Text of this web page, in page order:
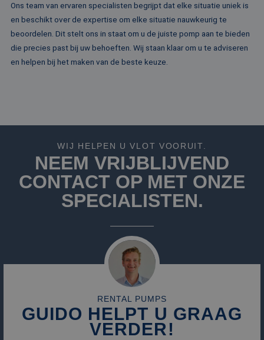
Ons team van ervaren specialisten begrijpt dat elke situatie uniek is
en beschikt over de expertise om elke situatie nauwkeurig te
beoordelen. Dit stelt ons in staat om u de juiste pomp aan te bieden
die precies past bij uw behoeften. Wij staan klaar om u te adviseren
en helpen bij het maken van de beste keuze.
WIJ HELPEN U VLOT VOORUIT.
NEEM VRIJBLIJVEND
CONTACT OP MET ONZE
SPECIALISTEN.
RENTAL PUMPS
GUIDO HELPT U GRAAG
VERDER!
_fbp
Meta Platform
Inc.
.rentalpumps.eu
2 maanden 4
Gebruikt door
reeks
te leveren, zoals
realtime bieden